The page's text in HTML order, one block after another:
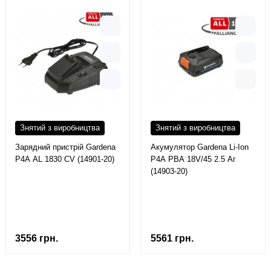
Знятий з виробництва
Зарядний пристрій Gardena
P4A AL 1830 CV (14901-20)
3556 грн.
Знятий з виробництва
Акумулятор Gardena Li-Ion
P4A PBA 18V/45 2.5 Аг
(14903-20)
5561 грн.